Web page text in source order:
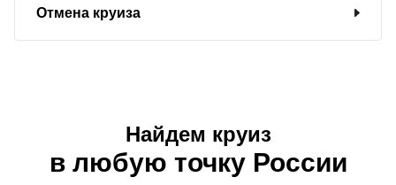
Отмена круиза
Найдем круиз
в любую точку России